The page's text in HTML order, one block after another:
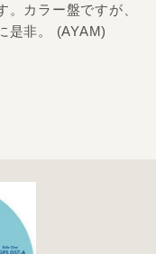
カラー盤ですが、
是非。 (AYAM)